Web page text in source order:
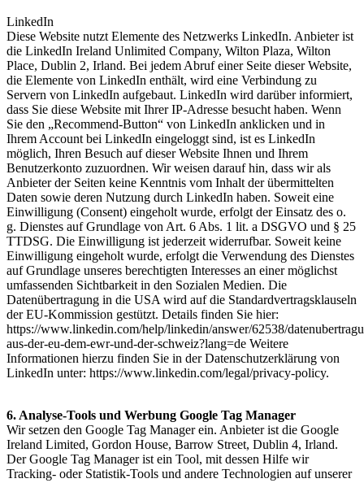
LinkedIn
Diese Website nutzt Elemente des Netzwerks LinkedIn. Anbieter ist
die LinkedIn Ireland Unlimited Company, Wilton Plaza, Wilton
Place, Dublin 2, Irland. Bei jedem Abruf einer Seite dieser Website,
die Elemente von LinkedIn enthält, wird eine Verbindung zu
Servern von LinkedIn aufgebaut. LinkedIn wird darüber informiert,
dass Sie diese Website mit Ihrer IP-Adresse besucht haben. Wenn
Sie den „Recommend-Button“ von LinkedIn anklicken und in
Ihrem Account bei LinkedIn eingeloggt sind, ist es LinkedIn
möglich, Ihren Besuch auf dieser Website Ihnen und Ihrem
Benutzerkonto zuzuordnen. Wir weisen darauf hin, dass wir als
Anbieter der Seiten keine Kenntnis vom Inhalt der übermittelten
Daten sowie deren Nutzung durch LinkedIn haben. Soweit eine
Einwilligung (Consent) eingeholt wurde, erfolgt der Einsatz des o.
g. Dienstes auf Grundlage von Art. 6 Abs. 1 lit. a DSGVO und § 25
TTDSG. Die Einwilligung ist jederzeit widerrufbar. Soweit keine
Einwilligung eingeholt wurde, erfolgt die Verwendung des Dienstes
auf Grundlage unseres berechtigten Interesses an einer möglichst
umfassenden Sichtbarkeit in den Sozialen Medien. Die
Datenübertragung in die USA wird auf die Standardvertragsklauseln
der EU-Kommission gestützt. Details finden Sie hier:
https://www.linkedin.com/help/linkedin/answer/62538/
aus-der-eu-dem-ewr-und-der-schweiz?lang=de Weitere
Informationen hierzu finden Sie in der Datenschutzerklärung von
LinkedIn unter: https://www.linkedin.com/legal/privacy-policy.
6. Analyse-Tools und Werbung Google Tag Manager
Wir setzen den Google Tag Manager ein. Anbieter ist die Google
Ireland Limited, Gordon House, Barrow Street, Dublin 4, Irland.
Der Google Tag Manager ist ein Tool, mit dessen Hilfe wir
Tracking- oder Statistik-Tools und andere Technologien auf unserer